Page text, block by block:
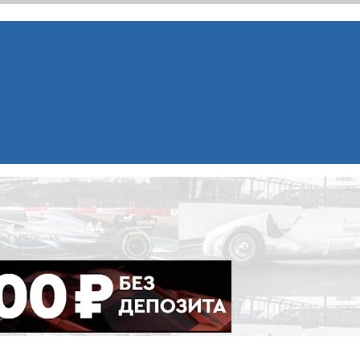
Формулы Е, Moto GP, DTM, IndyCar, NASCAR, WRC